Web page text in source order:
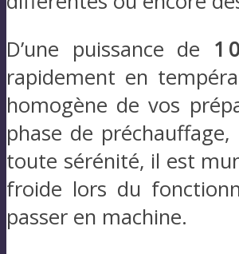
D’une puissance de 1
rapidement en
homogène de vos
phase de
toute sérénité, il est
froide lors du
passer en machine.